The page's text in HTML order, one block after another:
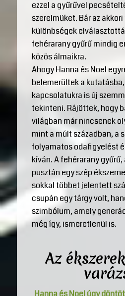
ezzel a gyűrűvel
szerelmüket. Bár az
különbségek
fehérarany gyűrű mindig
közös álmaikra.
Ahogy Hanna és Noel
belemerültek a
kapcsolatukra is új
tekinteni. Rájöttek, hogy
világban már nincsenek
mint a múlt században, a
folyamatos odafigyelést
kíván. A fehérarany
pusztán egy szép
sokkal többet jelentett
csupán egy tárgy volt,
szimbólum, amely
még így, ismeretlenül is.
Az